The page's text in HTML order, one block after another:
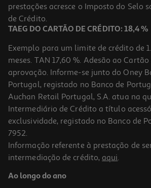
prestações acresce o Imposto do Selo
de Crédito.
TAEG DO CARTÃO DE CRÉDITO: 18,4 %
Exemplo para um limite de crédito de
meses. TAN 17,60 %. Adesão ao
aprovação. Informe-se junto do Oney
Portugal, registado no Banco de
Auchan Retail Portugal, S.A. atua na
Intermediário de Crédito a título
exclusividade, registado no Banco de
7952.
Informação referente à prestação de
intermediação de crédito, aqui.
Ao longo do ano